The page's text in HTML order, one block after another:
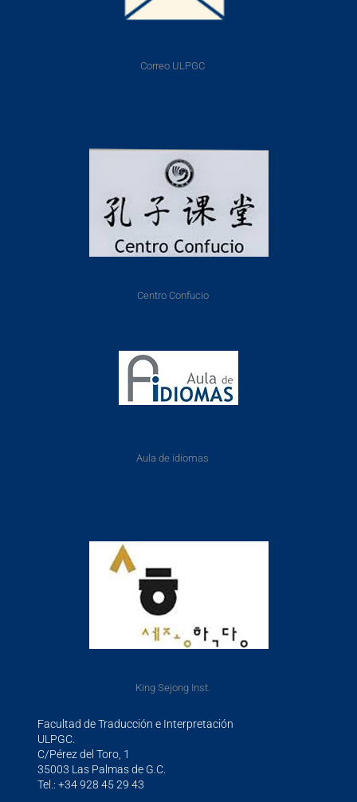
Correo ULPGC
Centro Confucio
Aula de idiomas
King Sejong Inst.
Facultad de Traducción e Interpretación
ULPGC.
C/Pérez del Toro, 1
35003 Las Palmas de G.C.
Tel.: +34 928 45 29 43